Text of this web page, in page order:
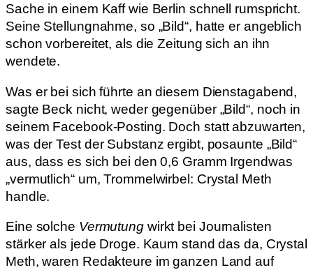
Sache in einem Kaff wie Berlin schnell rumspricht.
Seine Stellungnahme, so „Bild“, hatte er angeblich
schon vorbereitet, als die Zeitung sich an ihn
wendete.
Was er bei sich führte an diesem Dienstagabend,
sagte Beck nicht, weder gegenüber „Bild“, noch in
seinem Facebook-Posting. Doch statt abzuwarten,
was der Test der Substanz ergibt, posaunte „Bild“
aus, dass es sich bei den 0,6 Gramm Irgendwas
„vermutlich“ um, Trommelwirbel: Crystal Meth
handle.
Eine solche Vermutungwirkt bei Journalisten
stärker als jede Droge. Kaum stand das da, Crystal
Meth, waren Redakteure im ganzen Land auf